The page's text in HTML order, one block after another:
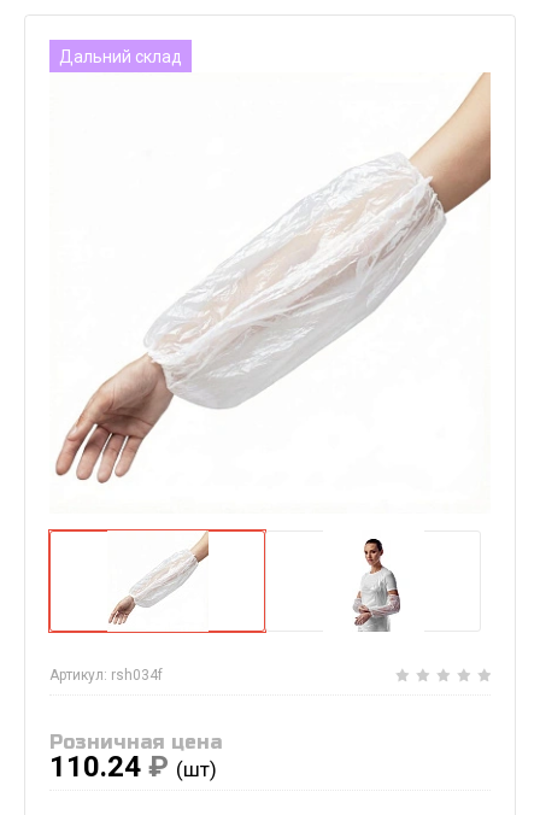
Дальний склад
Артикул: rsh034f
Розничная цена
110.24 ₽ (шт)